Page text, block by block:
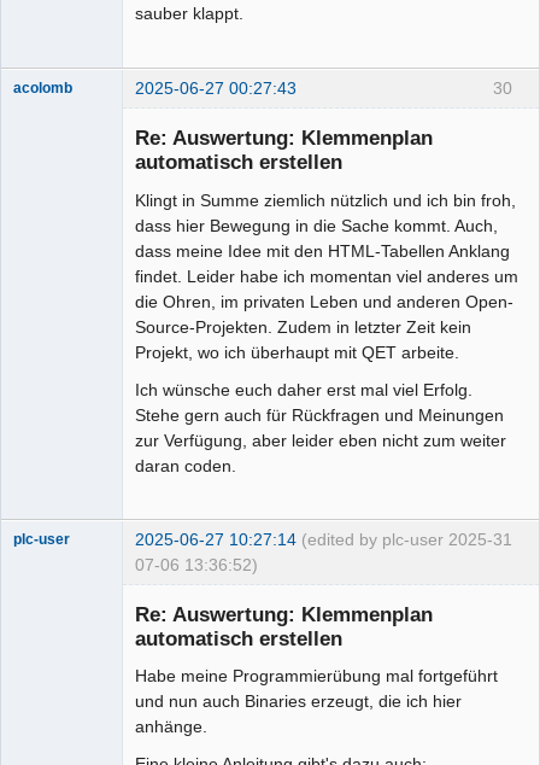
sauber klappt.
30
acolomb 2025-06-27 00:27:43
Re: Auswertung: Klemmenplan
automatisch erstellen
Klingt in Summe ziemlich nützlich und ich bin froh,
dass hier Bewegung in die Sache kommt. Auch,
dass meine Idee mit den HTML-Tabellen Anklang
findet. Leider habe ich momentan viel anderes um
die Ohren, im privaten Leben und anderen Open-
Source-Projekten. Zudem in letzter Zeit kein
Projekt, wo ich überhaupt mit QET arbeite.
Ich wünsche euch daher erst mal viel Erfolg.
Stehe gern auch für Rückfragen und Meinungen
zur Verfügung, aber leider eben nicht zum weiter
daran coden.
31
plc-user 2025-06-27 10:27:14 (edited by plc-user 2025-
07-06 13:36:52)
Re: Auswertung: Klemmenplan
automatisch erstellen
Habe meine Programmierübung mal fortgeführt
und nun auch Binaries erzeugt, die ich hier
anhänge.